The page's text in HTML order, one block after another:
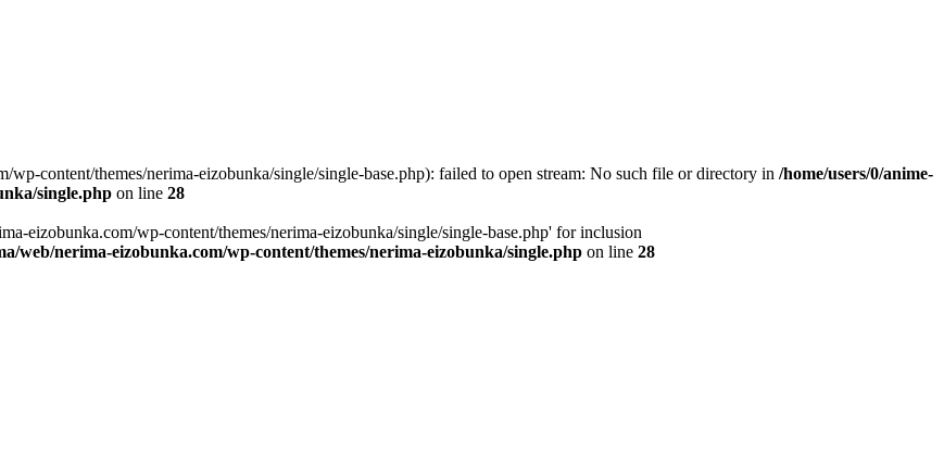
wp-content/themes/nerima-eizobunka/single/single-base.php): failed to open stream: No such file or directory in /home/users/0/anime-
single.php on line 28
eizobunka.com/wp-content/themes/nerima-eizobunka/single/single-base.php' for inclusion
web/nerima-eizobunka.com/wp-content/themes/nerima-eizobunka/single.php on line 28